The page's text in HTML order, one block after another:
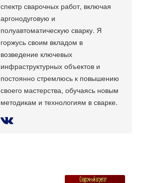
спектр сварочных работ, включая
аргонодуговую и
полуавтоматическую сварку. Я
горжусь своим вкладом в
возведение ключевых
инфраструктурных объектов и
постоянно стремлюсь к повышению
своего мастерства, обучаясь новым
методикам и технологиям в сварке.